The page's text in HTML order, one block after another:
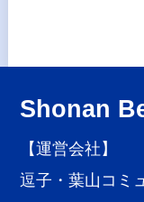
Shonan
【運営会社】
逗子・葉山コミ